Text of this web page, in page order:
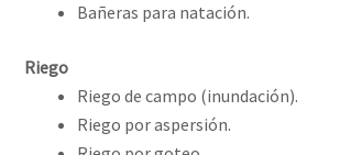
Bañeras para natación.
Riego
Riego de campo (inundación).
Riego por aspersión.